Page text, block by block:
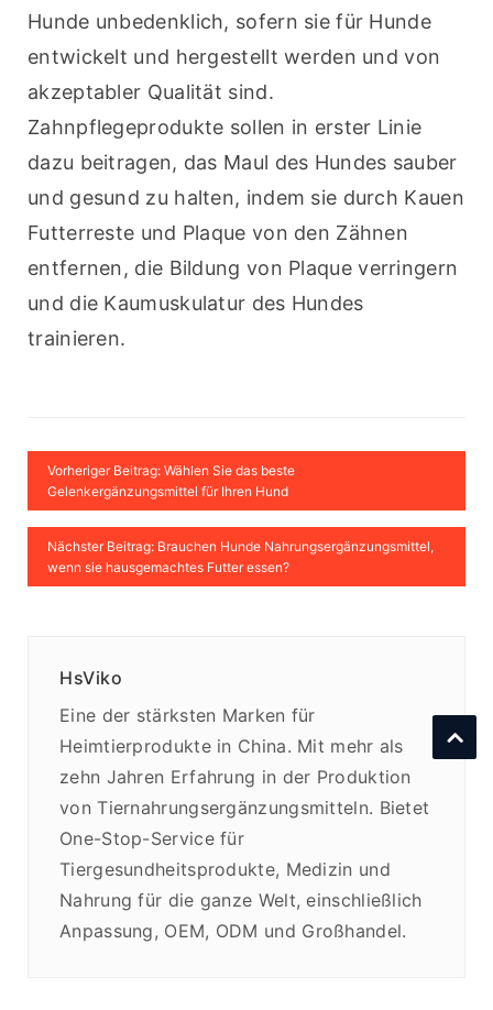
Hunde unbedenklich, sofern sie für Hunde
entwickelt und hergestellt werden und von
akzeptabler Qualität sind.
Zahnpflegeprodukte sollen in erster Linie
dazu beitragen, das Maul des Hundes sauber
und gesund zu halten, indem sie durch Kauen
Futterreste und Plaque von den Zähnen
entfernen, die Bildung von Plaque verringern
und die Kaumuskulatur des Hundes
trainieren.
Vorheriger Beitrag: Wählen Sie das beste
Gelenkergänzungsmittel für Ihren Hund
Nächster Beitrag: Brauchen Hunde Nahrungsergänzungsmittel,
wenn sie hausgemachtes Futter essen?
HsViko
Eine der stärksten Marken für
Heimtierprodukte in China. Mit mehr als
zehn Jahren Erfahrung in der Produktion
von Tiernahrungsergänzungsmitteln. Bietet
One-Stop-Service für
Tiergesundheitsprodukte, Medizin und
Nahrung für die ganze Welt, einschließlich
Anpassung, OEM, ODM und Großhandel.